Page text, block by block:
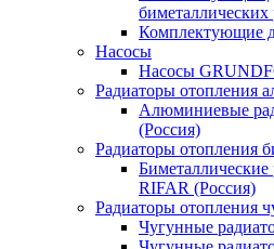
биметаллических
Комплектующие
Насосы
Насосы
Радиаторы отопления
Алюминиевые
(Россия)
Радиаторы отопления
RIFAR (Россия)
Радиаторы отопления
Чугунные